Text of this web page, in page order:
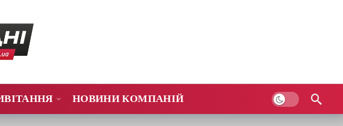
НОВИНИ КОМПАНІЙ